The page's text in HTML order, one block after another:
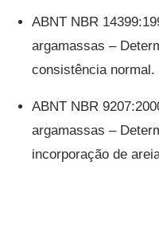
ABNT NBR
argamassas –
consistência normal.
ABNT NBR
argamassas –
incorporação de